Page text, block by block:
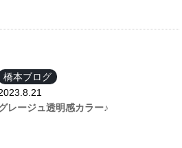
橋本ブログ
レージュ透明感カラー♪